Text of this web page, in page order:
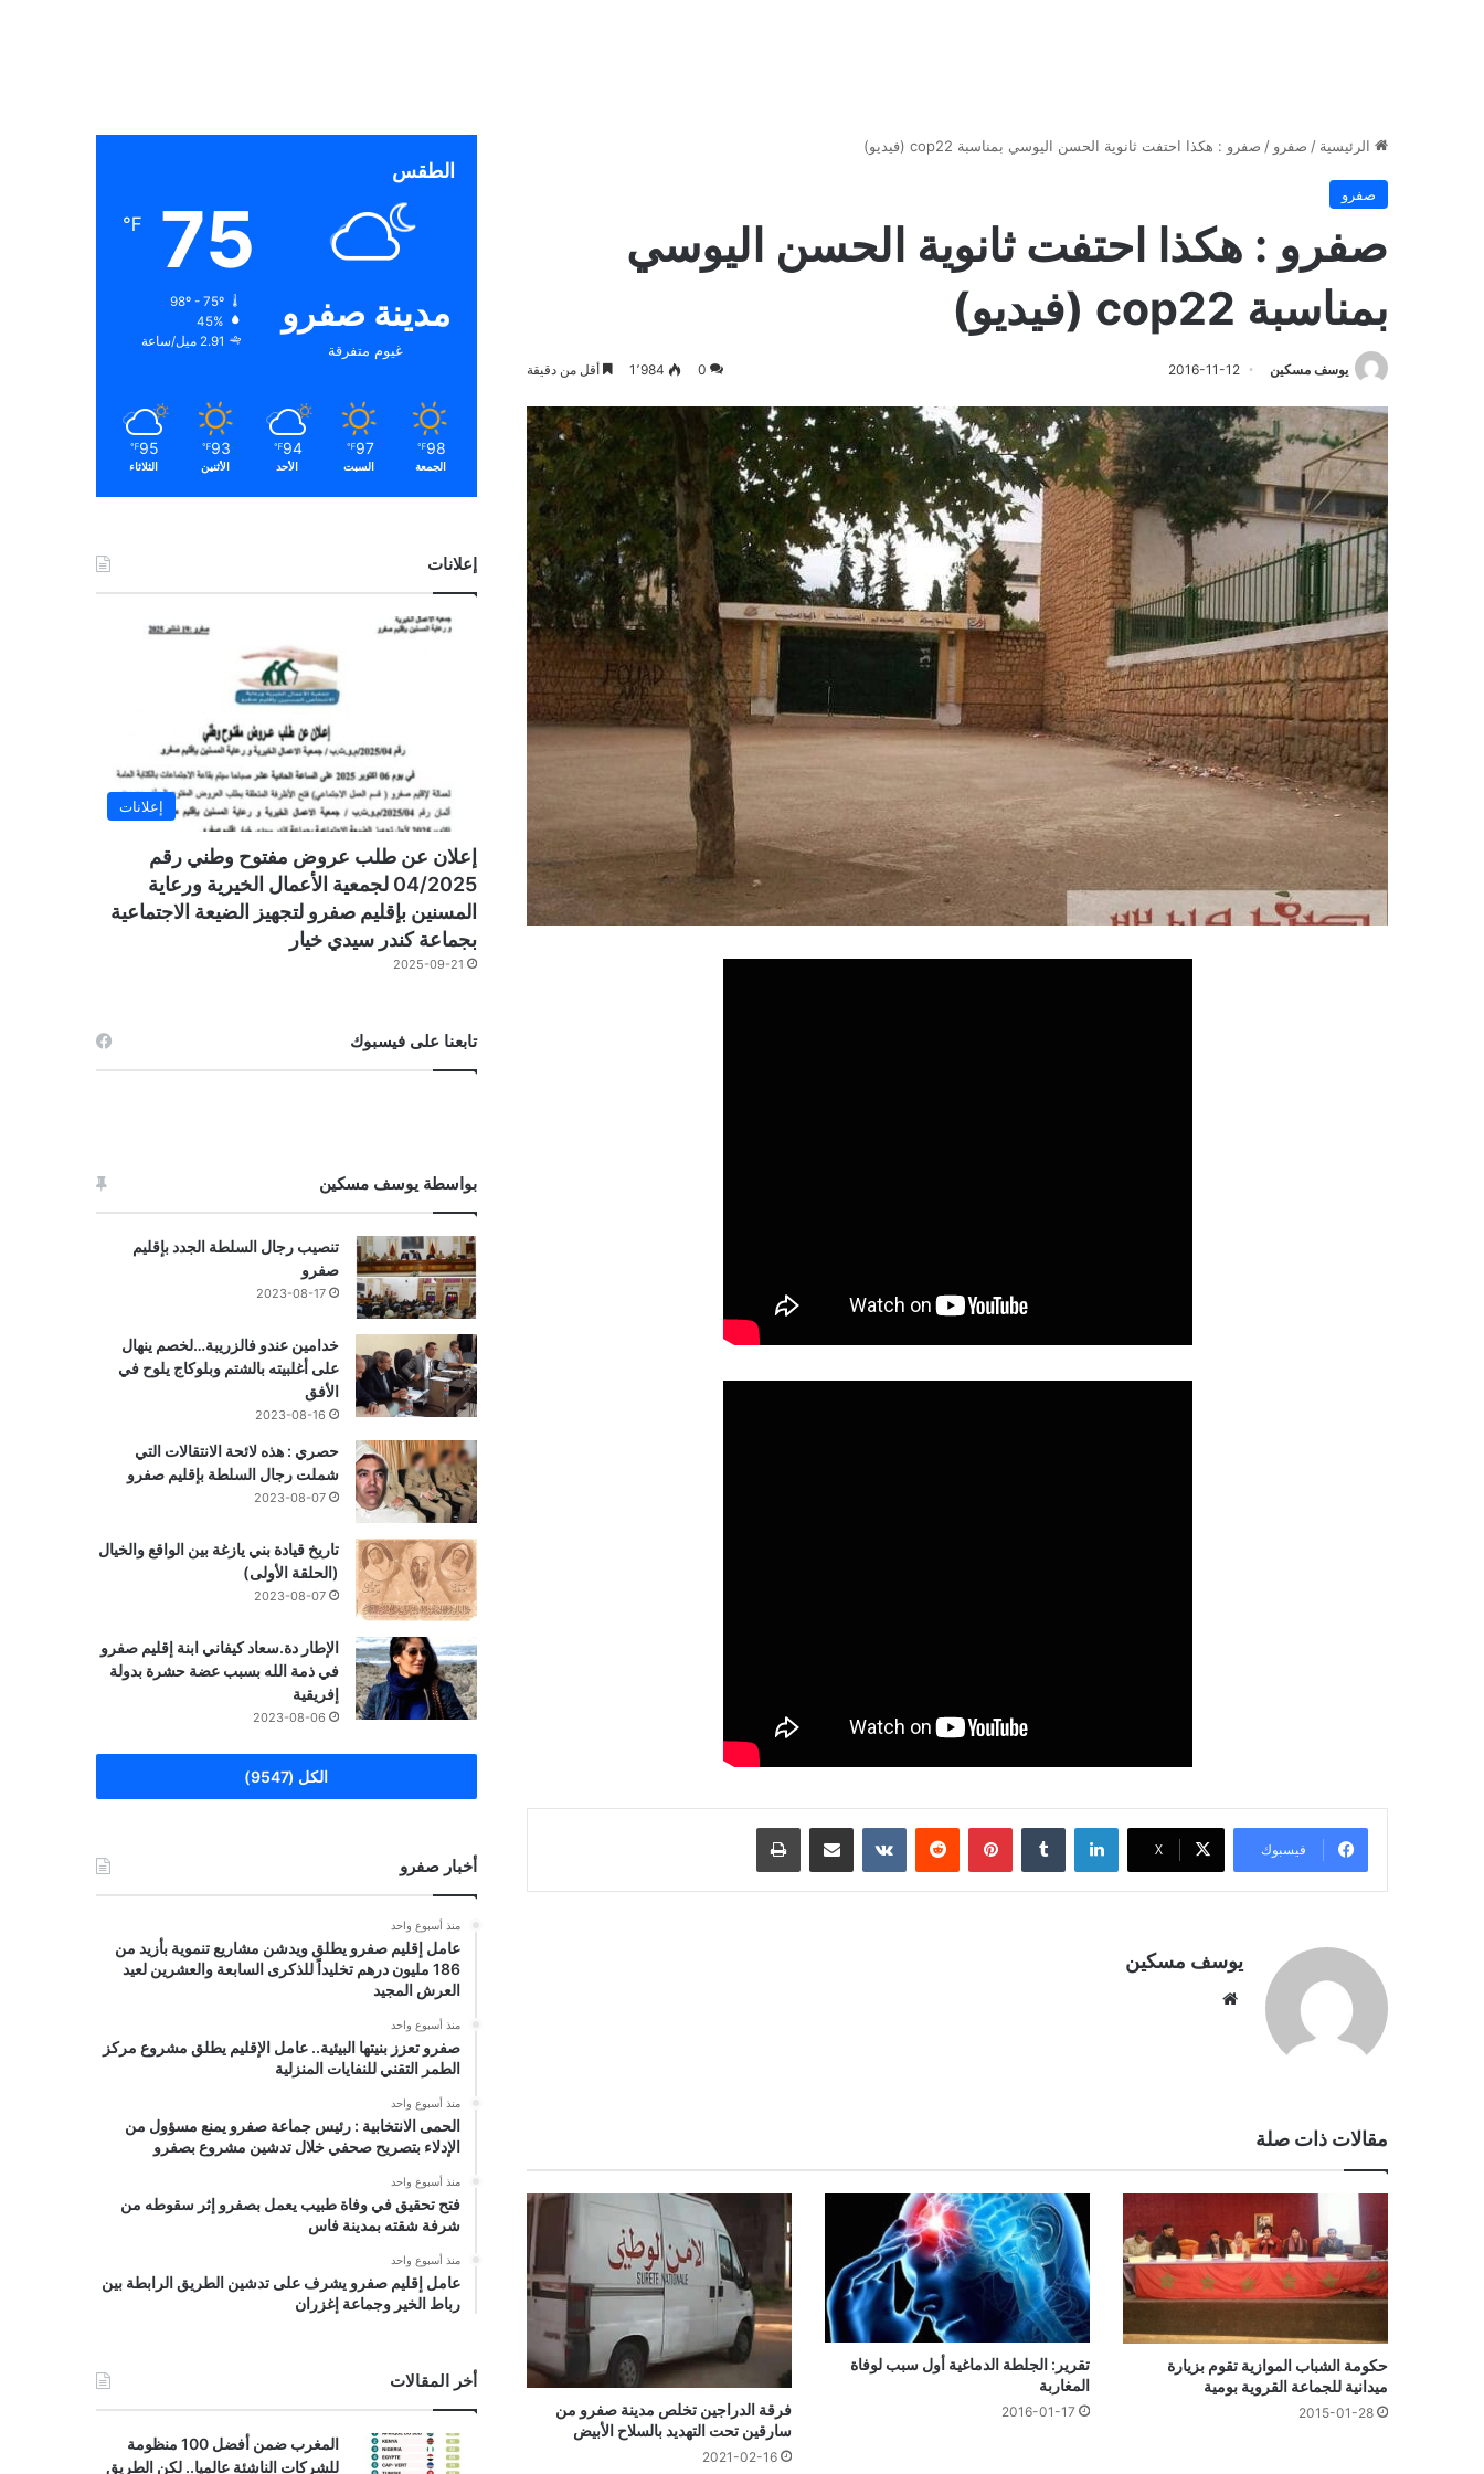
الرئيسية / صفرو / صفرو : هكذا احتفت ثانوية الحسن اليوسي بمناسبة cop22 (فيديو)
صفرو
صفرو : هكذا احتفت ثانوية الحسن اليوسي
بمناسبة cop22 (فيديو)
يوسف مسكين 2016-11-12
0 1٬984 أقل من دقيقة
فيسبوك ‫X
لينكدإن بينتيريست مشاركة عبر البريد طباعة
يوسف مسكين
مقالات ذات صلة
حكومة الشباب الموازية تقوم بزيارة
ميدانية للجماعة القروية بومية
2015-01-28
تقرير: الجلطة الدماغية أول سبب لوفاة
المغاربة
2016-01-17
فرقة الدراجين تخلص مدينة صفرو من
سارقين تحت التهديد بالسلاح الأبيض
2021-02-16
الطقس
مدينة صفرو
غيوم متفرقة
75
℉
98º - 75º
45%
2.91 ميل/ساعة
98
℉
الجمعة
97
℉
السبت
94
℉
الأحد
93
℉
الأثنين
95
℉
الثلاثاء
إعلانات
إعلانات
إعلان عن طلب عروض مفتوح وطني رقم
04/2025 لجمعية الأعمال الخيرية ورعاية
المسنين بإقليم صفرو لتجهيز الضيعة الاجتماعية
بجماعة كندر سيدي خيار
2025-09-21
تابعنا على فيسبوك
بواسطة يوسف مسكين
تنصيب رجال السلطة الجدد بإقليم
صفرو
2023-08-17
خدامين عندو فالزريبة…لخصم ينهال
على أغلبيته بالشتم وبلوكاج يلوح في
الأفق
2023-08-16
حصري : هذه لائحة الانتقالات التي
شملت رجال السلطة بإقليم صفرو
2023-08-07
تاريخ قيادة بني يازغة بين الواقع والخيال
(الحلقة الأولى)
2023-08-07
الإطار دة.سعاد كيفاني ابنة إقليم صفرو
في ذمة الله بسبب عضة حشرة بدولة
إفريقية
2023-08-06
الكل (9547)
أخبار صفرو
منذ أسبوع واحد
عامل إقليم صفرو يطلق ويدشن مشاريع تنموية بأزيد من
186 مليون درهم تخليداً للذكرى السابعة والعشرين لعيد
العرش المجيد
منذ أسبوع واحد
صفرو تعزز بنيتها البيئية.. عامل الإقليم يطلق مشروع مركز
الطمر التقني للنفايات المنزلية
منذ أسبوع واحد
الحمى الانتخابية : رئيس جماعة صفرو يمنع مسؤول من
الإدلاء بتصريح صحفي خلال تدشين مشروع بصفرو
منذ أسبوع واحد
فتح تحقيق في وفاة طبيب يعمل بصفرو إثر سقوطه من
شرفة شقته بمدينة فاس
منذ أسبوع واحد
عامل إقليم صفرو يشرف على تدشين الطريق الرابطة بين
رباط الخير وجماعة إغزران
أخر المقالات
المغرب ضمن أفضل 100 منظومة
للشركات الناشئة عالميا.. لكن الطريق